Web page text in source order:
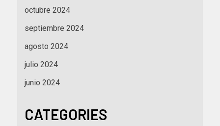
octubre 2024
septiembre 2024
agosto 2024
julio 2024
junio 2024
CATEGORIES